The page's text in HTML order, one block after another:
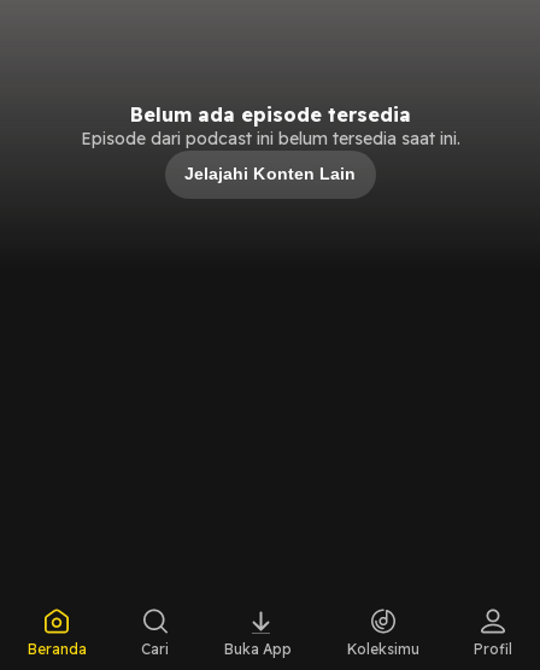
Belum ada episode tersedia
Episode dari podcast ini belum tersedia saat ini.
Jelajahi Konten Lain
Beranda Cari Buka App Koleksimu Profil